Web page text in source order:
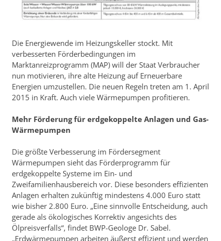
Die Energiewende im Heizungskeller stockt. Mit
verbesserten Förderbedingungen im
Marktanreizprogramm (MAP) will der Staat Verbraucher
nun motivieren, ihre alte Heizung auf Erneuerbare
Energien umzustellen. Die neuen Regeln treten am 1. April
2015 in Kraft. Auch viele Wärmepumpen profitieren.
Mehr Förderung für erdgekoppelte Anlagen und Gas-
Wärmepumpen
Die größte Verbesserung im Fördersegment
Wärmepumpen sieht das Förderprogramm für
erdgekoppelte Systeme im Ein- und
Zweifamilienhausbereich vor. Diese besonders effizienten
Anlagen erhalten zukünftig mindestens 4.000 Euro statt
wie bisher 2.800 Euro. „Eine sinnvolle Entscheidung, auch
gerade als ökologisches Korrektiv angesichts des
Ölpreisverfalls“, findet BWP-Geologe Dr. Sabel.
„Erdwärmepumpen arbeiten äußerst effizient und werden